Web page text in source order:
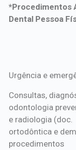
*Procedimentos
Dental Pessoa
*Procedimentos
Urgência e
Consultas,
odontologia
e radiologia (doc.
ortodôntica e
procedimentos